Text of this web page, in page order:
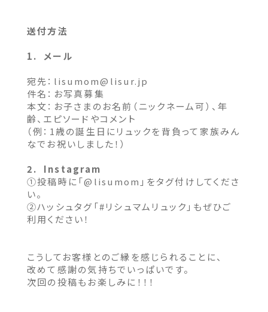
送付方法
1. メール
宛先： lisumom@lisur.jp
件名：お写真募集
本文：お子さまのお名前（ニックネーム可）、年
齢、エピソードやコメント
（例：1歳の誕生日にリュックを背負って家族みん
なでお祝いしました！）
2. Instagram
①投稿時に「@lisumom」をタグ付けしてくださ
い。
②ハッシュタグ「#リシュマムリュック」もぜひご
利用ください！
こうしてお客様とのご縁を感じられることに、
改めて感謝の気持ちでいっぱいです。
次回の投稿もお楽しみに！！！